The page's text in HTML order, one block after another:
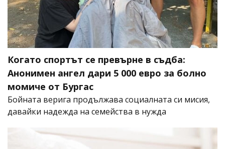
Когато спортът се превърне в съдба:
Анонимен ангел дари 5 000 евро за болно
момиче от Бургас
Бойната верига продължава социалната си мисия,
давайки надежда на семейства в нужда